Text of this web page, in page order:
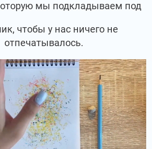
мы подкладываем под
чтобы у нас ничего не
отпечатывалось.